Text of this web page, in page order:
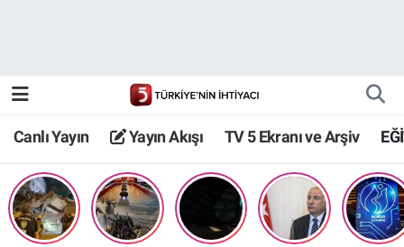
Canlı Yayın Yayın Akışı TV 5 Ekranı ve Arşiv
TV 5 Ekranı ve Arşiv